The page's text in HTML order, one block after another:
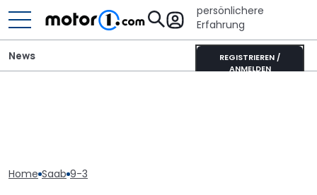
persönlichere
Erfahrung
REGISTRIEREN /
ANMELDEN
News
Home Saab 9-3